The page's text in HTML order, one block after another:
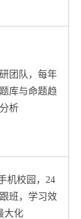
团队，每年
库与命题趋
析
机校园，24
班，学习效
大化